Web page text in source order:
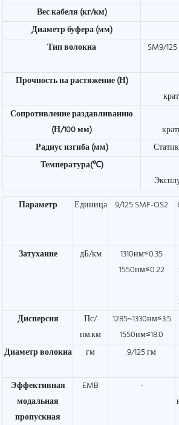
Вес кабеля (кг/км)
Диаметр буфера (мм)
Тип волокна
SM9/
Прочность на растяжение (Н)
Сопротивление раздавливанию
(Н/100 мм)
Радиус изгиба (мм)
Температура(℃)
Параметр
Единица 9/125 SMF-OS2
Затухание
дБ/км
1310нм≤0.35
1550нм≤0.22
Дисперсия
Пс/
нм.км
1285~1330нм≤3.5
1550нм≤18.0
Диаметр волокна гм 9/125 гм
Эффективная
модальная
пропускная
EMB -